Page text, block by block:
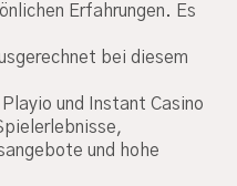
Erfahrungen. Es
bei diesem
und Instant Casino
und hohe